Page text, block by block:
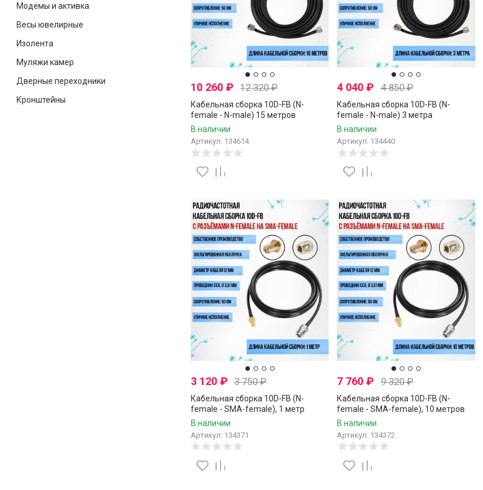
Модемы и активка
Весы ювелирные
Изолента
Муляжи камер
Дверные переходники
Кронштейны
10 260 ₽ 12 320₽
Кабельная сборка 10D-FB (N-
female - N-male) 15 метров
В наличии
Артикул: 134614
4 040₽ 4 850₽
Кабельная сборка 10D-FB (N-
female - N-male) 3 метра
В наличии
Артикул: 134440
3 120 ₽ 3 750₽
Кабельная сборка 10D-FB (N-
female - SMA-female), 1 метр
В наличии
Артикул: 134371
7 760₽ 9 320₽
Кабельная сборка 10D-FB (N-
female - SMA-female), 10 метров
В наличии
Артикул: 134372